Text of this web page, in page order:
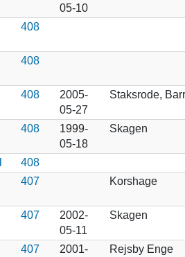
05-10
408
408
408
2005-
05-27
Staksrode,
408
1999-
05-18
Skagen
408
407 Korshage
407
2002-
05-11
Skagen
407
2001-
Rejsby Enge